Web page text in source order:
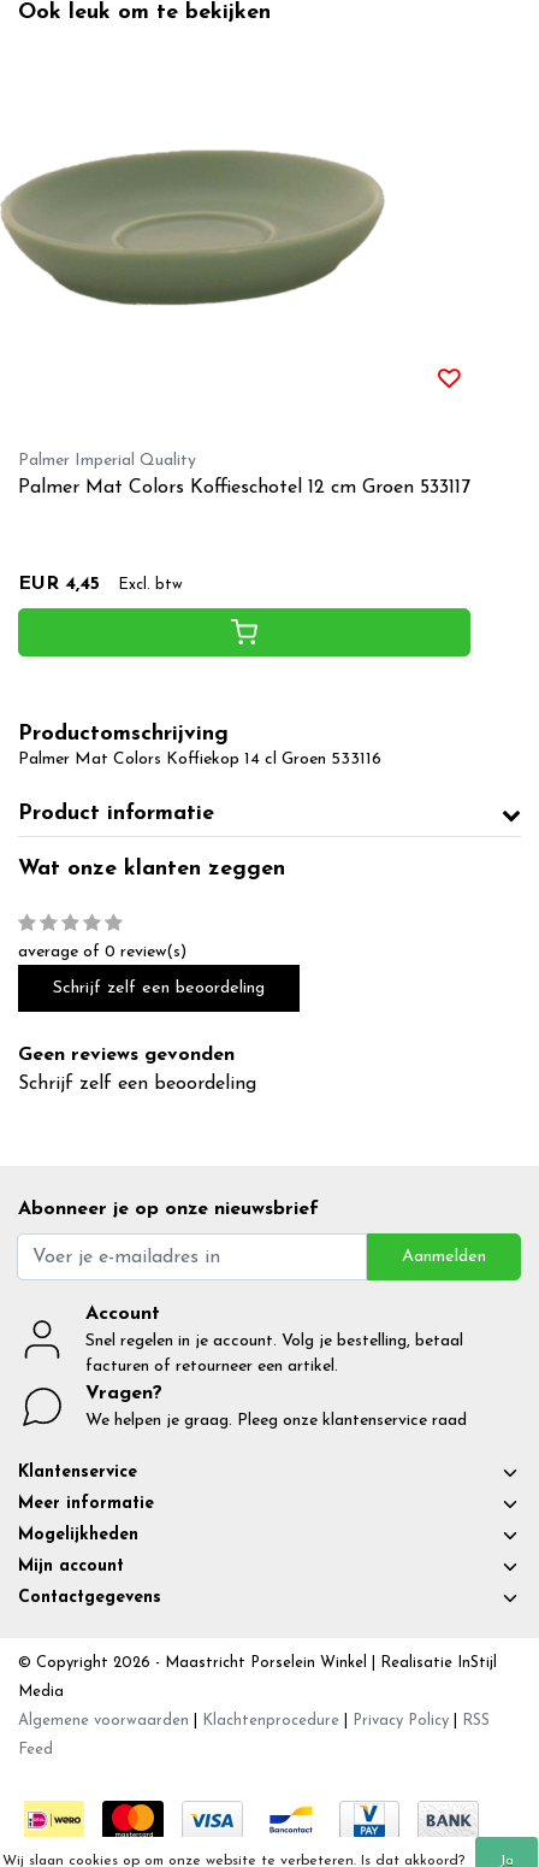
Ook leuk om te bekijken
Palmer Imperial Quality
Palmer Mat Colors Koffieschotel 12 cm Groen 533117
EUR 4,45 Excl. btw
Productomschrijving
Palmer Mat Colors Koffiekop 14 cl Groen 533116
Product informatie
Wat onze klanten zeggen
average of 0 review(s)
Schrijf zelf een beoordeling
Geen reviews gevonden
Schrijf zelf een beoordeling
Abonneer je op onze nieuwsbrief
Aanmelden
Account
Snel regelen in je account. Volg je bestelling, betaal
facturen of retourneer een artikel.
Vragen?
We helpen je graag. Pleeg onze klantenservice raad
Klantenservice
Meer informatie
Mogelijkheden
Mijn account
Contactgegevens
© Copyright 2026 - Maastricht Porselein Winkel | Realisatie InStijl
Media
Algemene voorwaarden
Klachtenprocedure Privacy Policy
RSS
Feed
Wij slaan cookies op om onze website te verbeteren. Is dat akkoord? Ja